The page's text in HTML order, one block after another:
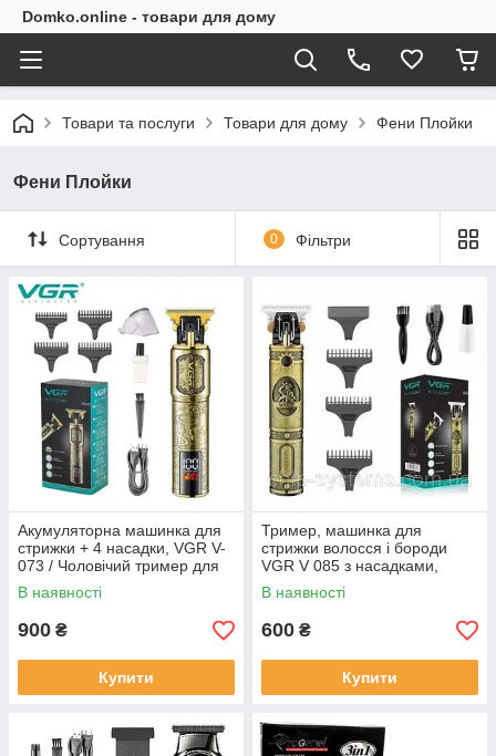
Domko.online - товари для дому
Товари та послуги Товари для дому Фени Плойки
Фени Плойки
Сортування 0 Фільтри
Акумуляторна машинка для
стрижки + 4 насадки, VGR V-
073 / Чоловічий тример для
стрижки / Бездротовий
триммер
В наявності
900 ₴
Купити
Тример, машинка для
стрижки волосся і бороди
VGR V 085 з насадками,
акумуляторний
В наявності
600 ₴
Купити